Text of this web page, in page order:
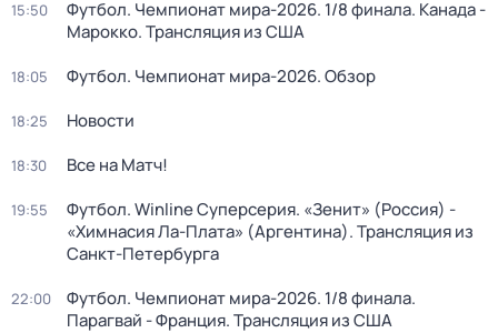
15:50
Футбол. Чемпионат мира-2026. 1/8 финала. Канада -
Марокко. Трансляция из США
18:05 Футбол. Чемпионат мира-2026. Обзор
18:25 Новости
18:30 Все на Матч!
19:55
Футбол. Winline Суперсерия. «Зенит» (Россия) -
«Химнасия Ла-Плата» (Аргентина). Трансляция из
Санкт-Петербурга
22:00
Футбол. Чемпионат мира-2026. 1/8 финала.
Парагвай - Франция. Трансляция из США